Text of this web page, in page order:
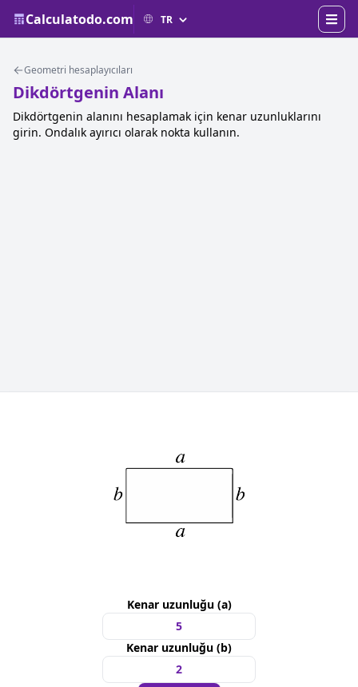
Calculatodo.com
Geometri hesaplayıcıları
Dikdörtgenin Alanı
Dikdörtgenin alanını hesaplamak için kenar uzunluklarını
girin. Ondalık ayırıcı olarak nokta kullanın.
Kenar uzunluğu (a)
Kenar uzunluğu (b)